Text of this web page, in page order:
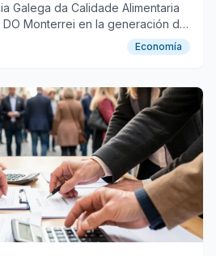
Galega da Calidade Alimentaria
Monterrei en la generación de
territorio rural.
Economía